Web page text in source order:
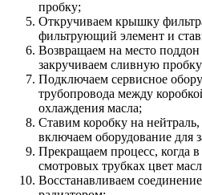
пробку;
Откручиваем крышку
фильтрующий элемент и
Возвращаем на место
закручиваем сливную
Подключаем сервисное
трубопровода между
охлаждения масла;
Ставим коробку на нейтраль,
включаем оборудование для
Прекращаем процесс, когда
смотровых трубках цвет
Восстанавливаем